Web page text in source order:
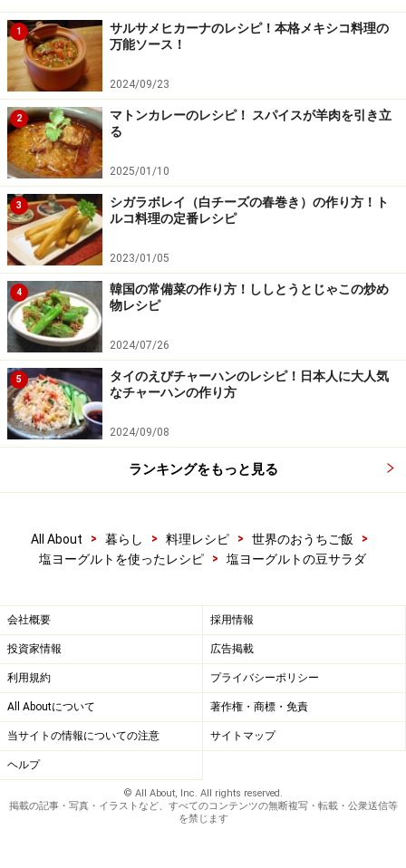
1
サルサメヒカーナのレシピ！本格メキシコ料理の
万能ソース！
2024/09/23
2
マトンカレーのレシピ！ スパイスが羊肉を引き立
る
2025/01/10
3
シガラボレイ（白チーズの春巻き）の作り方！ト
ルコ料理の定番レシピ
2023/01/05
4
韓国の常備菜の作り方！ししとうとじゃこの炒め
物レシピ
2024/07/26
5
タイのえびチャーハンのレシピ！日本人に大人気
なチャーハンの作り方
2024/09/08
ランキングをもっと見る
All About > 暮らし > 料理レシピ > 世界のおうちご飯
>
塩ヨーグルトを使ったレシピ
> 塩ヨーグルトの豆サラダ
会社概要 採用情報
投資家情報 広告掲載
利用規約 プライバシーポリシー
All Aboutについて 著作権・商標・免責
当サイトの情報についての注意 サイトマップ
ヘルプ
© All About, Inc. All rights reserved.
掲載の記事・写真・イラストなど、すべてのコンテンツの無断複写・転載・公衆送信等
を禁じます